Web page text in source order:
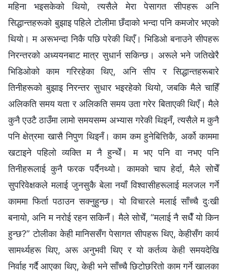
महिना भइसकेको थियो, त्यसैले मेरा पेसागत सीपहरू अनि
सिद्धान्तहरूको बुझाइ पहिले टोलीमा छँदाको भन्दा पनि कमजोर भएको
थियो। म अरूभन्दा निकै पछि परेकी थिएँ। भिडिओ बनाउने सीपहरू
निरन्तरको अध्ययनबाट मात्र सुधार्न सकिन्छ। अरूले भने जतिखेरै
भिडिओको काम गरिरहेका थिए, अनि सीप र सिद्धान्तहरूबारे
तिनीहरूको बुझाइ निरन्तर सुधार भइरहेको थियो, जबकि मैले चाहिँ
अलिकति समय यता र अलिकति समय उता गरेर बिताएकी थिएँ। मैले
कुनै एउटै ठाउँमा लामो समयसम्म अभ्यास गरेकी थिइनँ, त्यसैले म कुनै
पनि क्षेत्रमा खासै निपुण थिइनँ। काम कम हुनेबित्तिकै, अर्को काममा
खटाइने पहिलो व्यक्ति म नै हुन्थेँ। म भए पनि वा नभए पनि
तिनीहरूलाई कुनै फरक पर्दैनथ्यो। कामको चाप हेर्दा, मैले सोचेँ
सुपरिवेक्षकले मलाई जुनसुकै बेला नयाँ विश्वासीहरूलाई मलजल गर्ने
काममा फिर्ता पठाउन सक्नुहुन्छ। यो विचारले मलाई साँच्चै दुःखी
बनायो, अनि म नरोई रहन सकिनँ। मैले सोचेँ, “मलाई नै सधैँ यो किन
हुन्छ?” टोलीका केही मानिससँग पेसागत सीपहरू थिए, केहीसँग कार्य
सामर्थ्यहरू थिए, अरू अनुभवी थिए र यो कर्तव्य केही समयदेखि
निर्वाह गर्दै आएका थिए, केही भने साँच्चै छिटोछरितो काम गर्ने खालका